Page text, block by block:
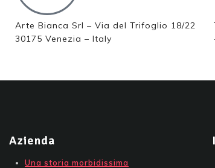
Arte Bianca Srl – Via del Trifoglio 18/22
30175 Venezia – Italy
Azienda
Una storia morbidissima